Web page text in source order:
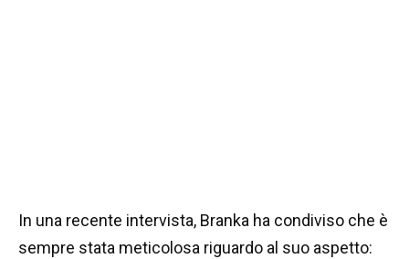
In una recente intervista, Branka ha condiviso che è
sempre stata meticolosa riguardo al suo aspetto: